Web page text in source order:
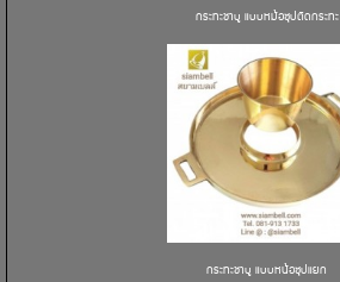
กระทะชาบู แบบหม้อซุปติดกระทะ
กระทะชาบู แบบหน้อซุปแยก